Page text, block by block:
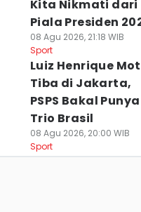
Kita Nikmati dari
Piala Presiden
08 Agu 2026, 21:18 WIB
Sport
Luiz Henrique
Tiba di Jakarta,
PSPS Bakal Punya
Trio Brasil
08 Agu 2026, 20:00 WIB
Sport